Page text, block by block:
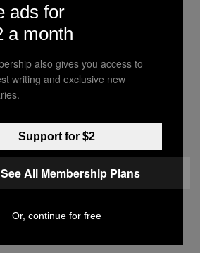
non-traditionnelle, »
« Je peux être un
vraiment. Voilà pourquoi
très bien s’entendre. »
ads for
a month
also gives you access to
writing and exclusive new
Support for $2
See All Membership Plans
Or, continue for free